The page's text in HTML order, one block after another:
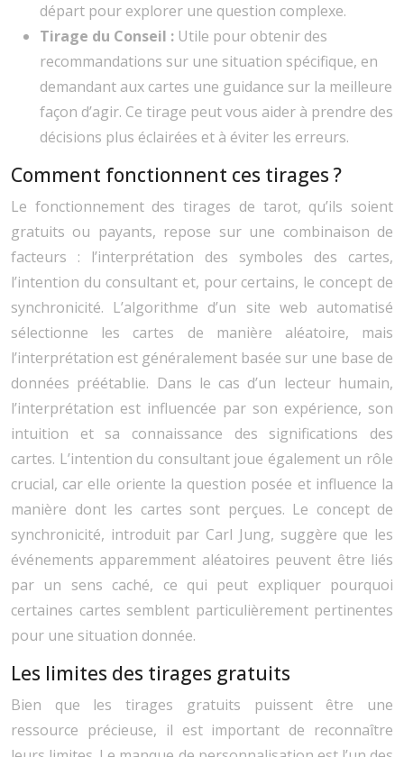
départ pour explorer une question complexe.
Tirage du Conseil : Utile pour obtenir des
recommandations sur une situation spécifique, en
demandant aux cartes une guidance sur la meilleure
façon d’agir. Ce tirage peut vous aider à prendre des
décisions plus éclairées et à éviter les erreurs.
Comment fonctionnent ces tirages ?
Le fonctionnement des tirages de tarot, qu’ils soient
gratuits ou payants, repose sur une combinaison de
facteurs : l’interprétation des symboles des cartes,
l’intention du consultant et, pour certains, le concept de
synchronicité. L’algorithme d’un site web automatisé
sélectionne les cartes de manière aléatoire, mais
l’interprétation est généralement basée sur une base de
données préétablie. Dans le cas d’un lecteur humain,
l’interprétation est influencée par son expérience, son
intuition et sa connaissance des significations des
cartes. L’intention du consultant joue également un rôle
crucial, car elle oriente la question posée et influence la
manière dont les cartes sont perçues. Le concept de
synchronicité, introduit par Carl Jung, suggère que les
événements apparemment aléatoires peuvent être liés
par un sens caché, ce qui peut expliquer pourquoi
certaines cartes semblent particulièrement pertinentes
pour une situation donnée.
Les limites des tirages gratuits
Bien que les tirages gratuits puissent être une
ressource précieuse, il est important de reconnaître